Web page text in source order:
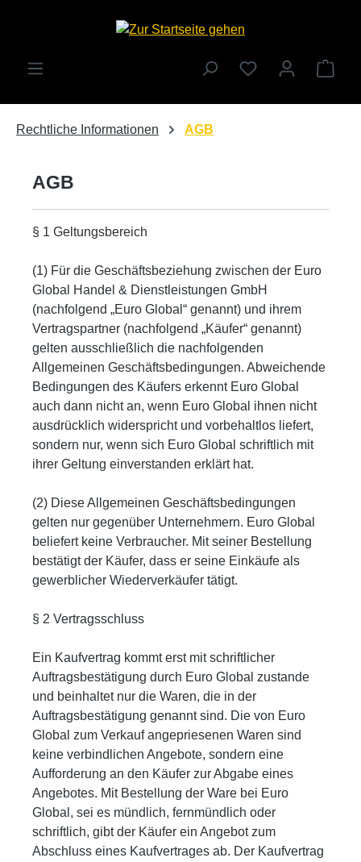
Zum Hauptinhalt springen
Rechtliche Informationen AGB
AGB
§ 1 Geltungsbereich
(1) Für die Geschäftsbeziehung zwischen der Euro
Global Handel & Dienstleistungen GmbH
(nachfolgend „Euro Global“ genannt) und ihrem
Vertragspartner (nachfolgend „Käufer“ genannt)
gelten ausschließlich die nachfolgenden
Allgemeinen Geschäftsbedingungen. Abweichende
Bedingungen des Käufers erkennt Euro Global
auch dann nicht an, wenn Euro Global ihnen nicht
ausdrücklich widerspricht und vorbehaltlos liefert,
sondern nur, wenn sich Euro Global schriftlich mit
ihrer Geltung einverstanden erklärt hat.
(2) Diese Allgemeinen Geschäftsbedingungen
gelten nur gegenüber Unternehmern. Euro Global
beliefert keine Verbraucher. Mit seiner Bestellung
bestätigt der Käufer, dass er seine Einkäufe als
gewerblicher Wiederverkäufer tätigt.
§ 2 Vertragsschluss
Ein Kaufvertrag kommt erst mit schriftlicher
Auftragsbestätigung durch Euro Global zustande
und beinhaltet nur die Waren, die in der
Auftragsbestätigung genannt sind. Die von Euro
Global zum Verkauf angepriesenen Waren sind
keine verbindlichen Angebote, sondern eine
Aufforderung an den Käufer zur Abgabe eines
Angebotes. Mit Bestellung der Ware bei Euro
Global, sei es mündlich, fernmündlich oder
schriftlich, gibt der Käufer ein Angebot zum
Abschluss eines Kaufvertrages ab. Der Kaufvertrag